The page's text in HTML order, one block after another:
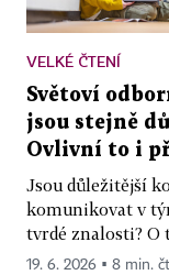
VELKÉ ČTENÍ
Světoví
jsou stejně
Ovlivní to i
Jsou důležitější
komunikovat v
tvrdé znalosti? O
19. 6. 2026 ▪ 8 min.